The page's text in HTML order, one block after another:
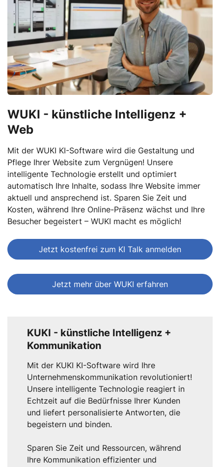
WUKI - künstliche Intelligenz +
Web
Mit der WUKI KI-Software wird die Gestaltung und
Pflege Ihrer Website zum Vergnügen! Unsere
intelligente Technologie erstellt und optimiert
automatisch Ihre Inhalte, sodass Ihre Website immer
aktuell und ansprechend ist. Sparen Sie Zeit und
Kosten, während Ihre Online-Präsenz wächst und Ihre
Besucher begeistert – WUKI macht es möglich!
Jetzt kostenfrei zum KI Talk anmelden
Jetzt mehr über WUKI erfahren
KUKI - künstliche Intelligenz +
Kommunikation
Mit der KUKI KI-Software wird Ihre
Unternehmenskommunikation revolutioniert!
Unsere intelligente Technologie reagiert in
Echtzeit auf die Bedürfnisse Ihrer Kunden
und liefert personalisierte Antworten, die
begeistern und binden.
Sparen Sie Zeit und Ressourcen, während
Ihre Kommunikation effizienter und